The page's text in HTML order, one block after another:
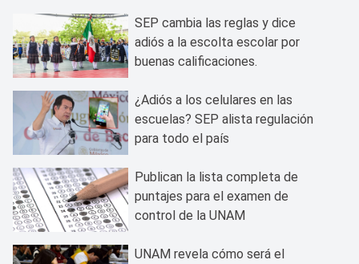
SEP cambia las reglas y dice
adiós a la escolta escolar por
buenas calificaciones.
¿Adiós a los celulares en las
escuelas? SEP alista regulación
para todo el país
Publican la lista completa de
puntajes para el examen de
control de la UNAM
UNAM revela cómo será el